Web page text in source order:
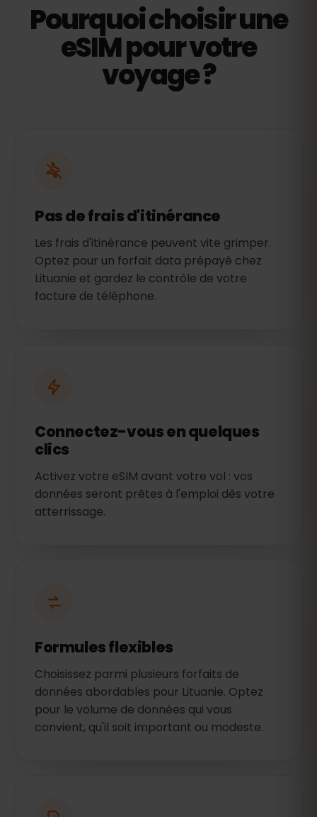
Pourquoi choisir une
eSIM pour votre
voyage ?
Pas de frais d'itinérance
Les frais d'itinérance peuvent vite grimper.
Optez pour un forfait data prépayé chez
Lituanie et gardez le contrôle de votre
facture de téléphone.
Connectez-vous en quelques
clics
Activez votre eSIM avant votre vol : vos
données seront prêtes à l'emploi dès votre
atterrissage.
Formules flexibles
Choisissez parmi plusieurs forfaits de
données abordables pour Lituanie. Optez
pour le volume de données qui vous
convient, qu'il soit important ou modeste.